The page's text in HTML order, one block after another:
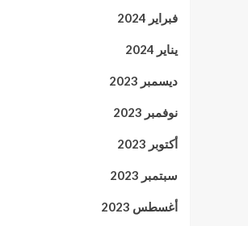
فبراير 2024
يناير 2024
ديسمبر 2023
نوفمبر 2023
أكتوبر 2023
سبتمبر 2023
أغسطس 2023